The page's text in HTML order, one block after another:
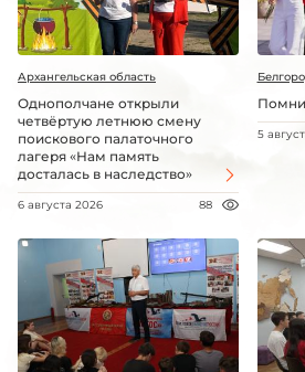
Архангельская область
Однополчане открыли
четвёртую летнюю смену
поискового палаточного
лагеря «Нам память
досталась в наследство»
6 августа 2026 88
5